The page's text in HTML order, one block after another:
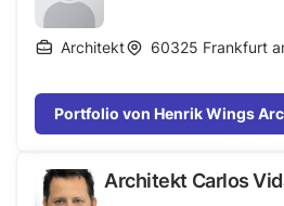
Architekt 60325 Frankfurt
Portfolio von Henrik Wings
Architekt Carlos